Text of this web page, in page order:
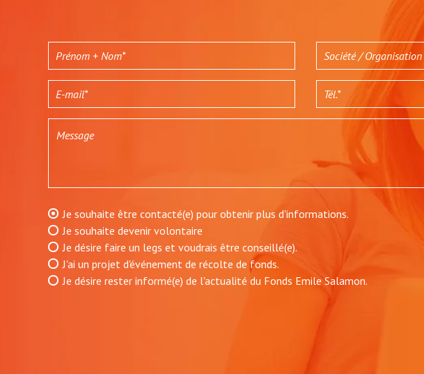
Je souhaite être contacté(e) pour obtenir plus d'informations.
Je souhaite devenir volontaire
Je désire faire un legs et voudrais être conseillé(e).
J'ai un projet d'événement de récolte de fonds.
Je désire rester informé(e) de l'actualité du Fonds Emile Salamon.